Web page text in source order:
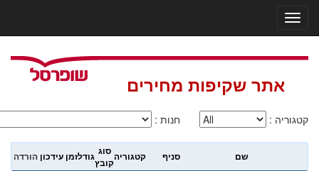
אתר שקיפות מחירים
: חנות : קטגוריה
הורדה זמן עידכוןגודל סוג
קובץקטגוריה סניף שם